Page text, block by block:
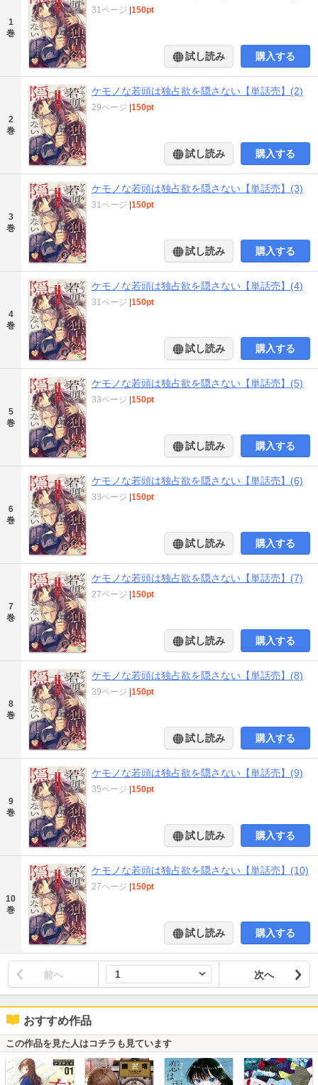
1
巻
31ページ |150pt
試し読み 購入する
2
巻
ケモノな若頭は独占欲を隠さない【単話売】(2)
29ページ |150pt
試し読み 購入する
3
巻
ケモノな若頭は独占欲を隠さない【単話売】(3)
31ページ |150pt
試し読み 購入する
4
巻
ケモノな若頭は独占欲を隠さない【単話売】(4)
31ページ |150pt
試し読み 購入する
5
巻
ケモノな若頭は独占欲を隠さない【単話売】(5)
33ページ |150pt
試し読み 購入する
6
巻
ケモノな若頭は独占欲を隠さない【単話売】(6)
33ページ |150pt
試し読み 購入する
7
巻
ケモノな若頭は独占欲を隠さない【単話売】(7)
27ページ |150pt
試し読み 購入する
8
巻
ケモノな若頭は独占欲を隠さない【単話売】(8)
39ページ |150pt
試し読み 購入する
9
巻
ケモノな若頭は独占欲を隠さない【単話売】(9)
35ページ |150pt
試し読み 購入する
10
巻
ケモノな若頭は独占欲を隠さない【単話売】(10)
27ページ |150pt
試し読み 購入する
前へ 次へ
おすすめ作品
この作品を見た人はコチラも見ています